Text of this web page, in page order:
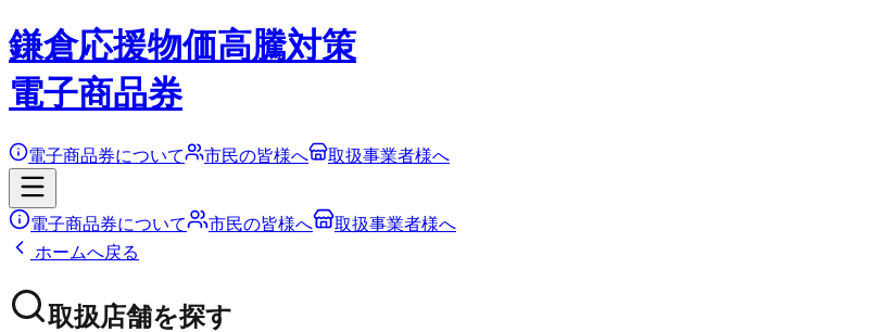
鎌倉応援物価高騰対策
電子商品券
電子商品券について 市民の皆様へ 取扱事業者様へ
電子商品券について 市民の皆様へ
取扱事業者様へ
ホームへ戻る
取扱店舗を探す